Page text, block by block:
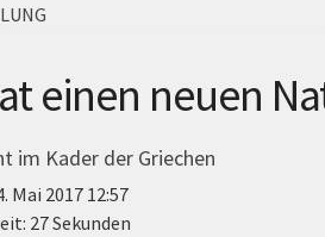
einen neuen
im Kader der Griechen
Mai 2017 12:57
27 Sekunden